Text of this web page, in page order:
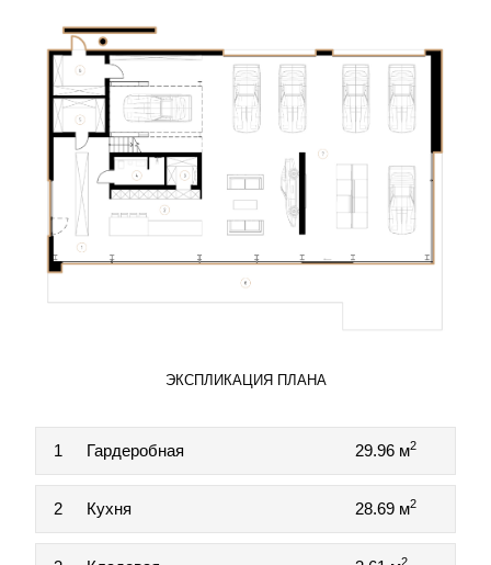
ЭКСПЛИКАЦИЯ ПЛАНА
1 Гардеробная 29.96 м2
2 Кухня 28.69 м2
2